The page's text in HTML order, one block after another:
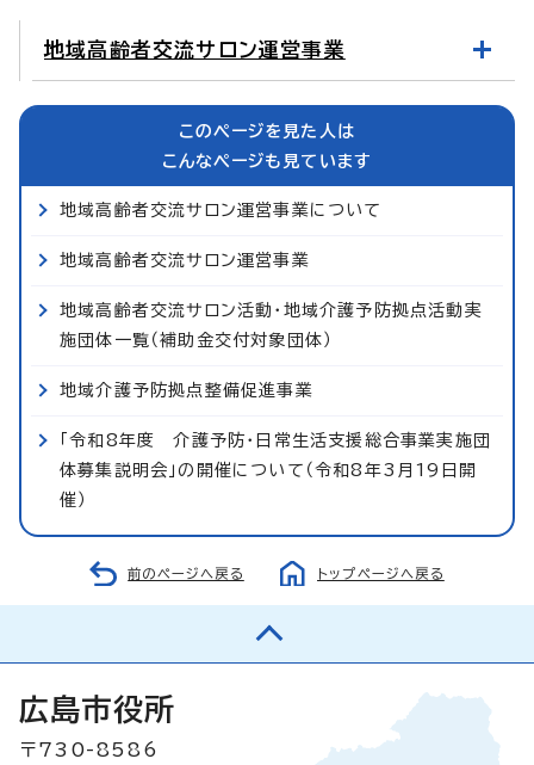
地域高齢者交流サロン運営事業
このページを見た人は
こんなページも見ています
地域高齢者交流サロン運営事業について
地域高齢者交流サロン運営事業
地域高齢者交流サロン活動・地域介護予防拠点活動実
施団体一覧（補助金交付対象団体）
地域介護予防拠点整備促進事業
「令和8年度 介護予防・日常生活支援総合事業実施団
体募集説明会」の開催について（令和8年3月19日開
催）
前のページへ戻る トップページへ戻る
広島市役所
〒730-8586